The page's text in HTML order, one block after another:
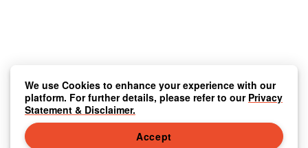
We use Cookies to enhance your experience with our
platform. For further details, please refer to our Privacy
Statement & Disclaimer.
Accept